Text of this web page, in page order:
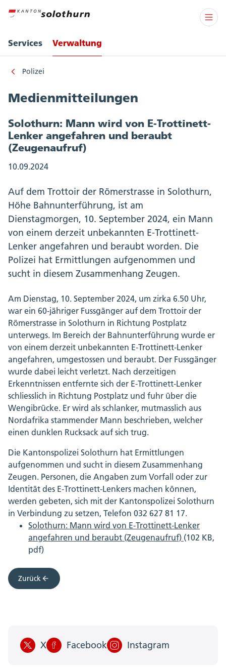
Services Verwaltung
Polizei
Medienmitteilungen
Solothurn: Mann wird von E-Trottinett-
Lenker angefahren und beraubt
(Zeugenaufruf)
10.09.2024
Auf dem Trottoir der Römerstrasse in Solothurn,
Höhe Bahnunterführung, ist am
Dienstagmorgen, 10. September 2024, ein Mann
von einem derzeit unbekannten E-Trottinett-
Lenker angefahren und beraubt worden. Die
Polizei hat Ermittlungen aufgenommen und
sucht in diesem Zusammenhang Zeugen.
Am Dienstag, 10. September 2024, um zirka 6.50 Uhr,
war ein 60-jähriger Fussgänger auf dem Trottoir der
Römerstrasse in Solothurn in Richtung Postplatz
unterwegs. Im Bereich der Bahnunterführung wurde er
von einem derzeit unbekannten E-Trottinett-Lenker
angefahren, umgestossen und beraubt. Der Fussgänger
wurde dabei leicht verletzt. Nach derzeitigen
Erkenntnissen entfernte sich der E-Trottinett-Lenker
schliesslich in Richtung Postplatz und fuhr über die
Wengibrücke. Er wird als schlanker, mutmasslich aus
Nordafrika stammender Mann beschrieben, welcher
einen dunklen Rucksack auf sich trug.
Die Kantonspolizei Solothurn hat Ermittlungen
aufgenommen und sucht in diesem Zusammenhang
Zeugen. Personen, die Angaben zum Vorfall oder zur
Identität des E-Trottinett-Lenkers machen können,
werden gebeten, sich mit der Kantonspolizei Solothurn
in Verbindung zu setzen, Telefon 032 627 81 17.
Solothurn: Mann wird von E-Trottinett-Lenker
angefahren und beraubt (Zeugenaufruf) (102 KB,
pdf)
Zurück
X Facebook Instagram